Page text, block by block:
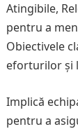
Atingibile,
pentru a
Obiectivele
eforturilor și
Implică
pentru a